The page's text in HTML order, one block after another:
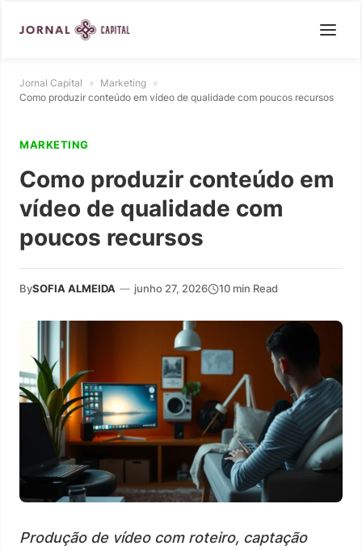
Jornal Capital » Marketing »
Como produzir conteúdo em vídeo de qualidade com poucos recursos
MARKETING
Como produzir conteúdo em
vídeo de qualidade com
poucos recursos
BySOFIA ALMEIDA — junho 27, 2026 10 min Read
Produção de vídeo com roteiro, captação